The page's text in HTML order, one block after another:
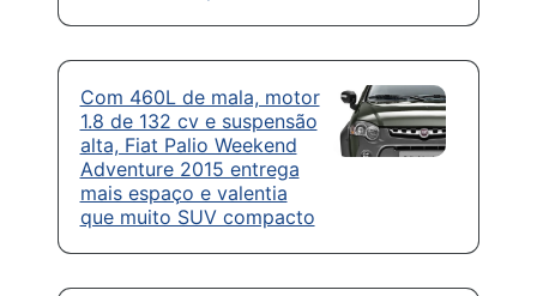
Com 460L de mala, motor
1.8 de 132 cv e suspensão
alta, Fiat Palio Weekend
Adventure 2015 entrega
mais espaço e valentia
que muito SUV compacto